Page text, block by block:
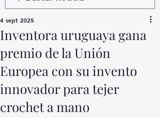
Inventora uruguaya gana
premio de la Unión
Europea con su invento
innovador para tejer
crochet a mano
4 sept 2025